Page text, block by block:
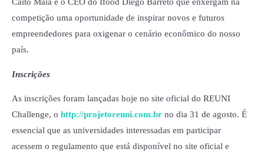
Caito Maia e o CEO do Ifood Diego Barreto que enxergam na
competição uma oportunidade de inspirar novos e futuros
empreendedores para oxigenar o cenário econômico do nosso
país.
Inscrições
As inscrições foram lançadas hoje no site oficial do REUNI
Challenge, o http://projetoreuni.com.br no dia 31 de agosto. É
essencial que as universidades interessadas em participar
acessem o regulamento que está disponível no site oficial e